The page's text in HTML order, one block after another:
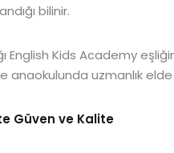
bilinir.
English Kids Academy
anaokulunda uzmanlık
Güven ve Kalite